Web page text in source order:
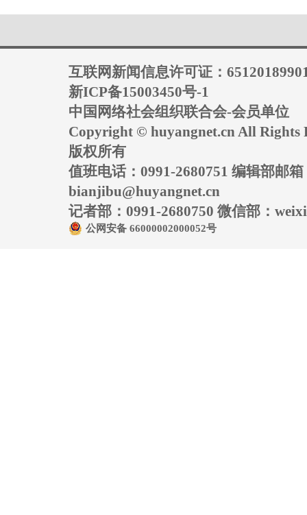
互联网新闻信息许可证：
新ICP备15003450号-1
中国网络社会组织联合会-会员单位
Copyright © huyangnet.cn All Rights
版权所有
值班电话：0991-2680751 编辑部邮箱
bianjibu@huyangnet.cn
记者部：0991-2680750 微信部：
公网安备 66000002000052号